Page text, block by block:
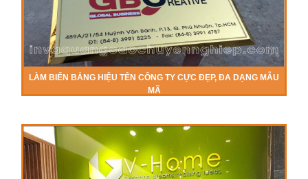
LÀM BIỂN BẢNG HIỆU TÊN CÔNG TY CỰC ĐẸP, ĐA DẠNG MẪU
MÃ